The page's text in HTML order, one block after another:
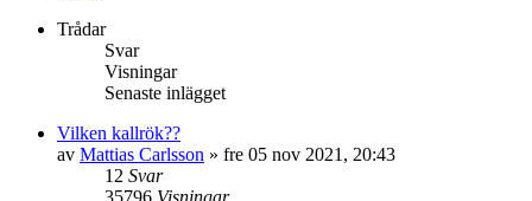
Trådar
Svar
Visningar
Senaste inlägget
Vilken kallrök??
av Mattias Carlsson » fre 05 nov 2021, 20:43
12 Svar
35796 Visningar